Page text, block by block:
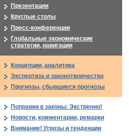
Презентации
Круглые столы
Пресс-конференции
Глобальные экономические
стратегии, навигации
Концепции, аналитика
Экспертиза и законотворчество
Прогнозы, сбывшиеся прогнозы
Поправки в законы: Экстренно!
Новости, комментарии, ремарки
Внимание! Угрозы и тенденции